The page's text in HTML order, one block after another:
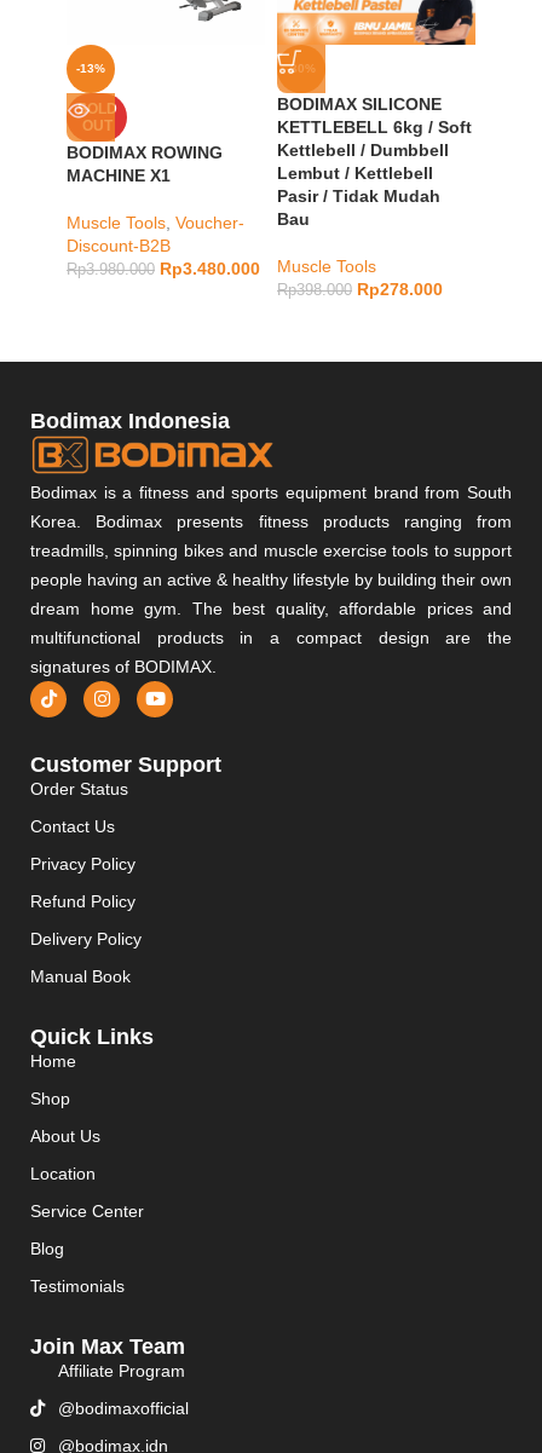
-13%
SOLD
OUT
BODIMAX ROWING
MACHINE X1
Muscle Tools Voucher-
Discount-B2B
Rp3.980.000 Rp3.480.000
-30%
BODIMAX SILICONE
KETTLEBELL 6kg / Soft
Kettlebell / Dumbbell
Lembut / Kettlebell
Pasir / Tidak Mudah
Bau
Muscle Tools
Rp398.000 Rp278.000
Bodimax Indonesia
Bodimax is a fitness and sports equipment brand from South
Korea. Bodimax presents fitness products ranging from
treadmills, spinning bikes and muscle exercise tools to support
people having an active & healthy lifestyle by building their own
dream home gym. The best quality, affordable prices and
multifunctional products in a compact design are the
signatures of BODIMAX.
Customer Support
Order Status
Contact Us
Privacy Policy
Refund Policy
Delivery Policy
Manual Book
Quick Links
Home
Shop
About Us
Location
Service Center
Blog
Testimonials
Join Max Team
Affiliate Program
@bodimaxofficial
@bodimax.idn